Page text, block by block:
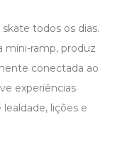
todos os dias.
mini-ramp, produz
conectada ao
experiências
lições e